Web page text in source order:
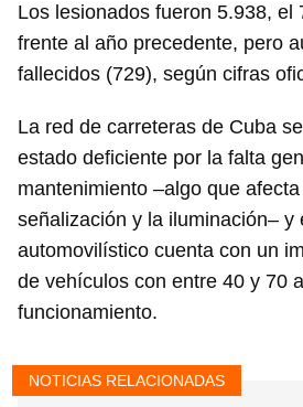
Los lesionados fueron 5.938, el
frente al año precedente, pero
fallecidos (729), según cifras
La red de carreteras de Cuba
estado deficiente por la falta
mantenimiento –algo que
señalización y la iluminación– y
automovilístico cuenta con un
de vehículos con entre 40 y 70
funcionamiento.
NOTICIAS RELACIONADAS